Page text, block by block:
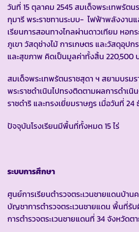
วันที่ 15 ตุลาคม 2545 สมเด็จพระเทพรัต
กุมารี พระราชทานระบบ- ไฟฟ้าพลังงา
เรียนการสอนทางไกลผ่านดาวเทียม หอกร
ภูเขา วัสดุช่างไม้ การเกษตร และวัสดุอุป
และสุขภาพ คิดเป็นมูลค่าทั้งสิ้น 220,500
สมเด็จพระเทพรัตนราชสุดา ฯ สยามบรม
พระราชดำเนินไปทรงติดตามผลการดำเนิ
ราชดำริ และทรงเยี่ยมราษฎร เมื่อวันที่ 24
ปัจจุบันโรงเรียนมีพื้นที่ทั้งหมด 15 ไร่
ระบบการศึกษา
ศูนย์การเรียนตำรวจตระเวนชายแดนบ้าน
บัญชาการตำรวจตระเวนชายแดน พื้นที่รั
การตำรวจตระเวนชายแดนที่ 34 จังหวัดต